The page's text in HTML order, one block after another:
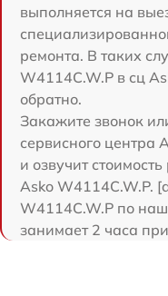
выполняется на
ремонта. В таких
W4114C.W.P в сц
обратно.
Закажите звонок
сервисного центра
и озвучит
Asko W4114C.W.P.
W4114C.W.P по
занимает 2 часа